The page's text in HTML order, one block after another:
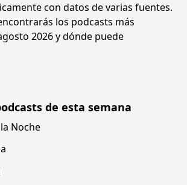
con datos de varias fuentes.
los podcasts más
2026y dónde puede
de esta semana
Noche